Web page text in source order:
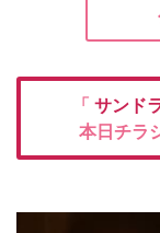
「 サンド
本日チラ